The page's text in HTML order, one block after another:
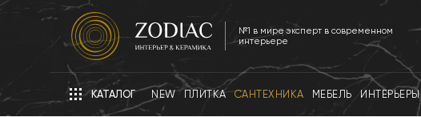
№1 в мире эксперт в современном
интерьере
КАТАЛОГ NEW ПЛИТКА САНТЕХНИКА МЕБЕЛЬ ИНТЕРЬЕРЫ